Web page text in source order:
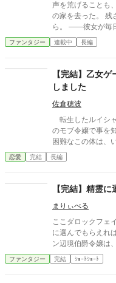
古代ギリシャ・ロ
ンタジー、ベルフ
です。
声を荒げることも
の家を去った。 残された者が気づくのは、いつも後になってか
ら。 ——彼女が毎日
の、夫の、家族の
われたものの輪郭が、よう
じんわり効く、一話完結の短編
ルファポリス最適
機微・余韻を最優先
ファンタジー 連載中 長編
【完結】乙女
しました
佐倉穂波
転生したルイシ
のモブ令嬢で事を
困難なこの体は、い
な……死にたくないっ！） 乙女ゲームの記憶
と数年で死んでし
てみました。 2023.9.15 完結。 2023.9.23 後日
恋愛 完結 長編
【完結】精霊
まりぃべる
ここダロックフェ
に選んでもらえれば、将来有望だ
ン辺境伯爵令嬢は、精
は、王立学院で将来国の為
は、教会の学校で一般教養を学ぶ
ファンタジー 完結 ｼｮｰﾄｼｮｰﾄ